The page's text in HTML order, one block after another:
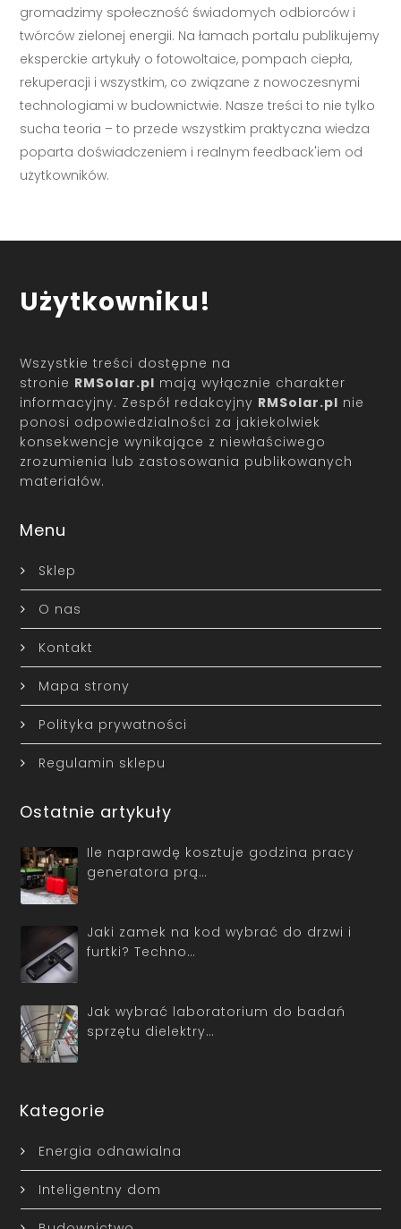
gromadzimy społeczność świadomych odbiorców i
twórców zielonej energii. Na łamach portalu publikujemy
eksperckie artykuły o fotowoltaice, pompach ciepła,
rekuperacji i wszystkim, co związane z nowoczesnymi
technologiami w budownictwie. Nasze treści to nie tylko
sucha teoria – to przede wszystkim praktyczna wiedza
poparta doświadczeniem i realnym feedback'iem od
użytkowników.
Użytkowniku!
Wszystkie treści dostępne na
stronie RMSolar.pl mają wyłącznie charakter
informacyjny. Zespół redakcyjny RMSolar.pl nie
ponosi odpowiedzialności za jakiekolwiek
konsekwencje wynikające z niewłaściwego
zrozumienia lub zastosowania publikowanych
materiałów.
Menu
Sklep
O nas
Kontakt
Mapa strony
Polityka prywatności
Regulamin sklepu
Ostatnie artykuły
Ile naprawdę kosztuje godzina pracy
generatora prą…
Jaki zamek na kod wybrać do drzwi i
furtki? Techno…
Jak wybrać laboratorium do badań
sprzętu dielektry…
Kategorie
Energia odnawialna
Inteligentny dom